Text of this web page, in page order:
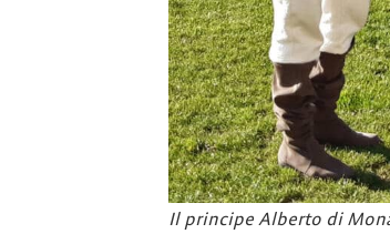
Il principe Alberto di